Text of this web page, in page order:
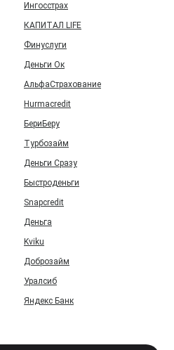
Ингосстрах
КАПИТАЛ LIFE
Финуслуги
Деньги Ок
АльфаСтрахование
Hurmacredit
БериБеру
Турбозайм
Деньги Сразу
Быстроденьги
Snapcredit
Деньга
Kviku
Доброзайм
Уралсиб
Яндекс Банк